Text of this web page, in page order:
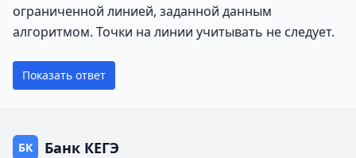
ограниченной линией, заданной данным
алгоритмом. Точки на линии учитывать не следует.
Показать ответ
БК Банк КЕГЭ